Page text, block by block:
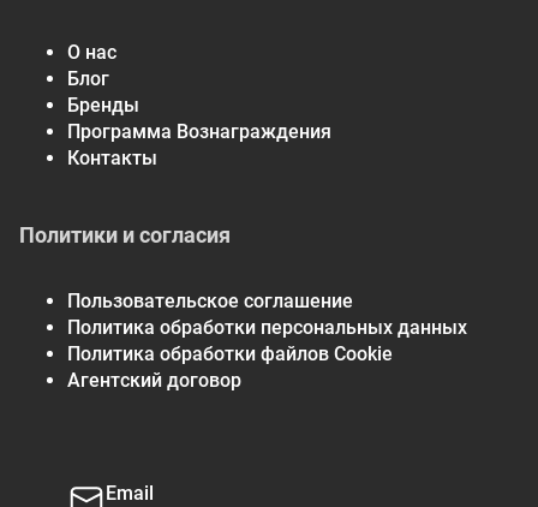
О нас
Блог
Бренды
Программа Вознаграждения
Контакты
Политики и согласия
Пользовательское соглашение
Политика обработки персональных данных
Политика обработки файлов Cookie
Агентский договор
Email